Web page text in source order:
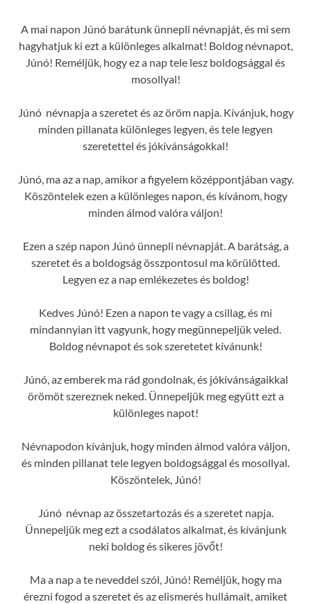
A mai napon Júnó barátunk ünnepli névnapját, és mi sem
hagyhatjuk ki ezt a különleges alkalmat! Boldog névnapot,
Júnó! Reméljük, hogy ez a nap tele lesz boldogsággal és
mosollyal!
Júnó névnapja a szeretet és az öröm napja. Kívánjuk, hogy
minden pillanata különleges legyen, és tele legyen
szeretettel és jókívánságokkal!
Júnó, ma az a nap, amikor a figyelem középpontjában vagy.
Köszöntelek ezen a különleges napon, és kívánom, hogy
minden álmod valóra váljon!
Ezen a szép napon Júnó ünnepli névnapját. A barátság, a
szeretet és a boldogság összpontosul ma körülötted.
Legyen ez a nap emlékezetes és boldog!
Kedves Júnó! Ezen a napon te vagy a csillag, és mi
mindannyian itt vagyunk, hogy megünnepeljük veled.
Boldog névnapot és sok szeretetet kívánunk!
Júnó, az emberek ma rád gondolnak, és jókívánságaikkal
örömöt szereznek neked. Ünnepeljük meg együtt ezt a
különleges napot!
Névnapodon kívánjuk, hogy minden álmod valóra váljon,
és minden pillanat tele legyen boldogsággal és mosollyal.
Köszöntelek, Júnó!
Júnó névnap az összetartozás és a szeretet napja.
Ünnepeljük meg ezt a csodálatos alkalmat, és kívánjunk
neki boldog és sikeres jövőt!
Ma a nap a te neveddel szól, Júnó! Reméljük, hogy ma
érezni fogod a szeretet és az elismerés hullámait, amiket